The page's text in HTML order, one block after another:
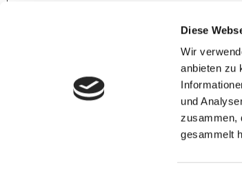
Diese
Wir
anbieten zu
und
zusammen,
gesammelt
Nicht klassifizierte Cookies sind Cookies,
Anbieter
pax-browser-session-id